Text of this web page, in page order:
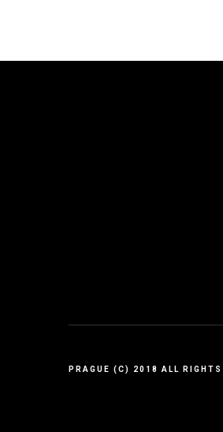
PRAGUE (C) 2018 ALL RIGHTS